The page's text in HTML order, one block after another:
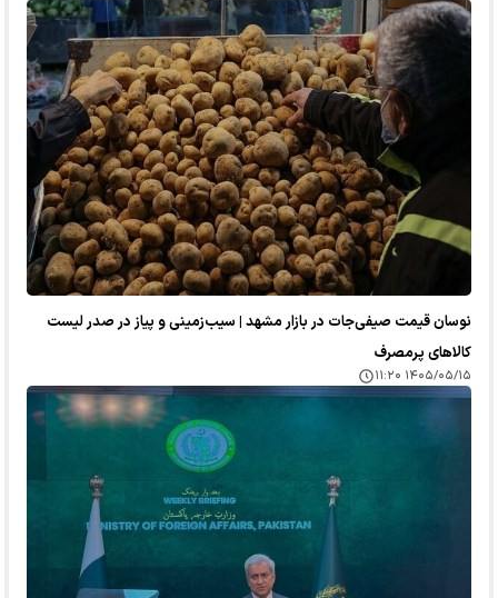
نوسان قیمت صیفی‌جات در بازار مشهد | سیب‌زمینی و پیاز در صدر لیست
کالا‌های پرمصرف
۱۴۰۵/۰۵/۱۵ ۱۱:۲۰